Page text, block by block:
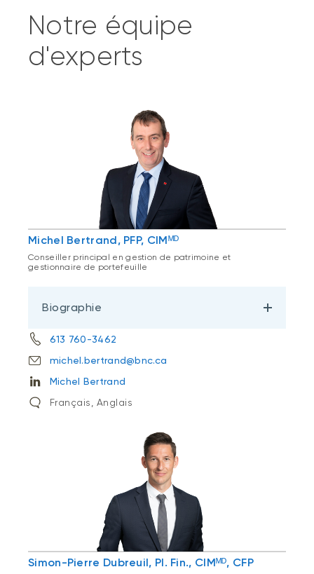
Notre équipe
d'experts
Michel Bertrand, PFP, CIMᴹᴰ
Conseiller principal en gestion de patrimoine et
gestionnaire de portefeuille
Biographie
613 760-3462
michel.bertrand@bnc.ca
Michel Bertrand
Français, Anglais
Simon-Pierre Dubreuil, Pl. Fin., CIMᴹᴰ, CFP